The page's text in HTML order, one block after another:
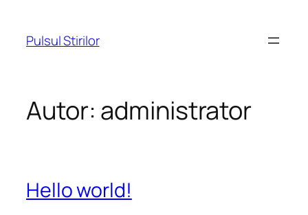
conținut
Pulsul Stirilor
Autor: administrator
Hello world!